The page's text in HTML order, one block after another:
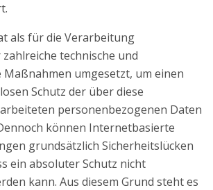
als für die Verarbeitung
technische und
umgesetzt, um einen
Schutz der über diese
personenbezogenen Daten
können Internetbasierte
grundsätzlich Sicherheitslücken
ein absoluter Schutz nicht
kann. Aus diesem Grund steht es